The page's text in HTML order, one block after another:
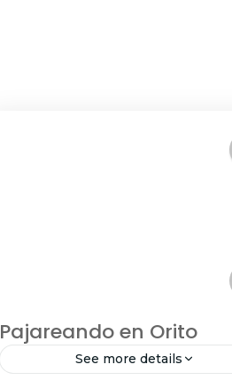
Pajareando en Orito
See more details